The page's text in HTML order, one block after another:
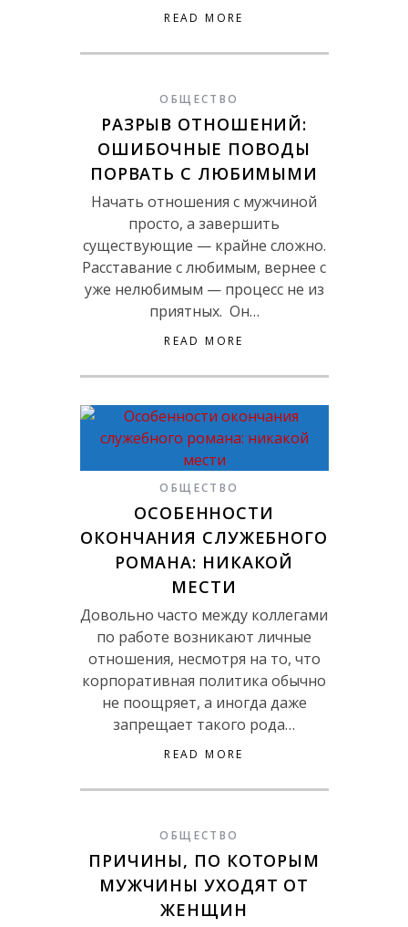
READ MORE
ОБЩЕСТВО
РАЗРЫВ ОТНОШЕНИЙ:
ОШИБОЧНЫЕ ПОВОДЫ
ПОРВАТЬ С ЛЮБИМЫМИ
Начать отношения с мужчиной
просто, а завершить
существующие — крайне сложно.
Расставание с любимым, вернее с
уже нелюбимым — процесс не из
приятных. Он…
READ MORE
ОБЩЕСТВО
ОСОБЕННОСТИ
ОКОНЧАНИЯ СЛУЖЕБНОГО
РОМАНА: НИКАКОЙ
МЕСТИ
Довольно часто между коллегами
по работе возникают личные
отношения, несмотря на то, что
корпоративная политика обычно
не поощряет, а иногда даже
запрещает такого рода…
READ MORE
ОБЩЕСТВО
ПРИЧИНЫ, ПО КОТОРЫМ
МУЖЧИНЫ УХОДЯТ ОТ
ЖЕНЩИН